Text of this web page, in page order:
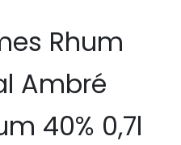
Rhum
Ambré
40% 0,7l